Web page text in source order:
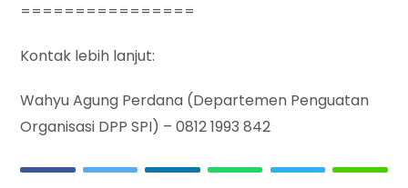
================
Kontak lebih lanjut:
Wahyu Agung Perdana (Departemen Penguatan
Organisasi DPP SPI) – 0812 1993 842